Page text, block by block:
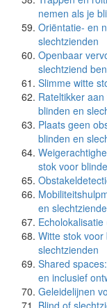
nemen als je
Oriëntatie- en
slechtzienden
Openbaar
slechtziend
Slimme witte
Rateltikker
blinden en
Plaats geen
blinden en
stok voor
en
Witte stok voor
slechtzienden
Shared
en inclusief
Geleidelijnen
Blind of